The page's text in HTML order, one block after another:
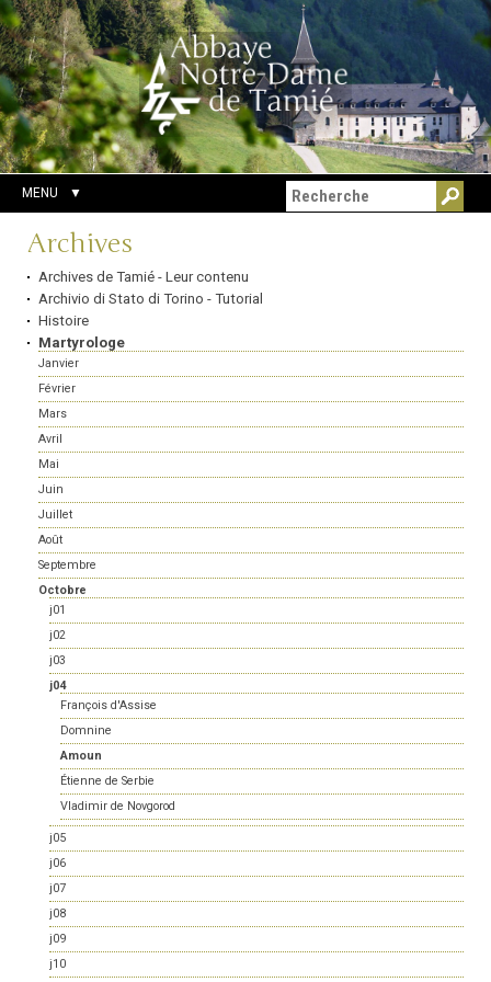
Aller
au
contenu.
|
Aller
à
la
navigation
Outils
personnels
Chercher par
Recherche
avancée…
MENU
Navigation
Archives
Archives de Tamié - Leur contenu
Archivio di Stato di Torino - Tutorial
Histoire
Martyrologe
Janvier
Février
Mars
Avril
Mai
Juin
Juillet
Août
Septembre
Octobre
j01
j02
j03
j04
François d'Assise
Domnine
Amoun
Étienne de Serbie
Vladimir de Novgorod
j05
j06
j07
j08
j09
j10